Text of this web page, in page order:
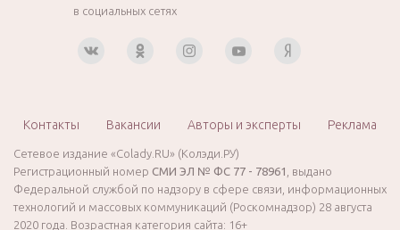
в социальных сетях
Контакты Вакансии Авторы и эксперты Реклама
Сетевое издание «Colady.RU» (Колэди.РУ)
Регистрационный номер СМИ ЭЛ № ФС 77 - 78961
, выдано
Федеральной службой по надзору в сфере связи, информационных
технологий и массовых коммуникаций (Роскомнадзор) 28 августа
2020 года. Возрастная категория сайта: 16+